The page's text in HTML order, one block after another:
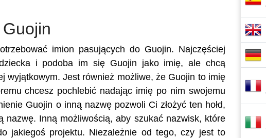
imion pasujących do Guojin. Najczęściej
i podoba im się Guojin jako imię, ale chcą
wyjątkowym. Jest również możliwe, że Guojin to imię
chcesz pochlebić nadając imię po nim swojemu
Guojin o inną nazwę pozwoli Ci złożyć ten hołd,
nazwę. Inną możliwością, aby szukać nazwisk, które
jakiegoś projektu. Niezależnie od tego, czy jest to